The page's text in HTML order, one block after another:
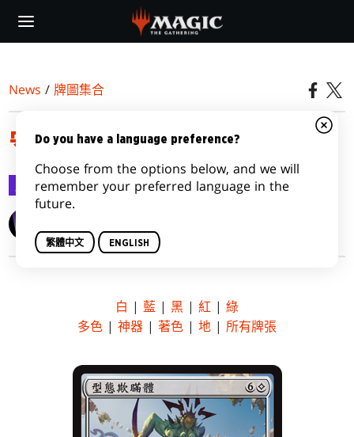
main
News / 牌圖集合
守護者誓約
牌圖集合 2016-01-09
白 | 藍 | 黑 | 紅 | 綠
多色 | 神器 | 著色 | 地 | 所有牌張
Do you have a language preference?
Choose from the options below, and we will
remember your preferred language in the
future.
繁體中文 ENGLISH